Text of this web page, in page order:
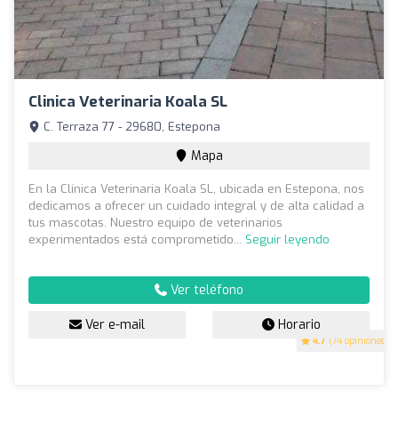
Clinica Veterinaria Koala SL
4.7 (74 opiniones)
C. Terraza 77 - 29680, Estepona
Mapa
En la Clínica Veterinaria Koala SL, ubicada en Estepona, nos
dedicamos a ofrecer un cuidado integral y de alta calidad a
tus mascotas. Nuestro equipo de veterinarios
experimentados está comprometido... Seguir leyendo
Ver teléfono
Ver e-mail Horario